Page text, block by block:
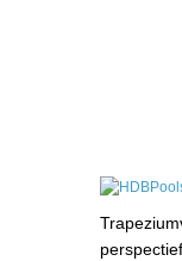
perspectief